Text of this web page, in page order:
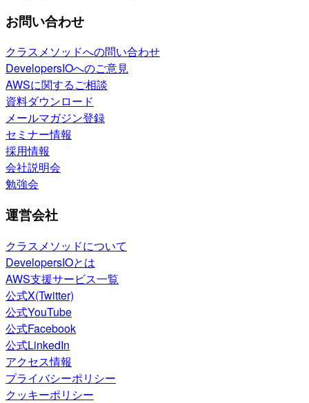
お問い合わせ
クラスメソッドへの問い合わせ
DevelopersIOへのご意見
AWSに関するご相談
資料ダウンロード
メールマガジン登録
セミナー情報
採用情報
会社説明会
勉強会
運営会社
クラスメソッドについて
DevelopersIOとは
AWS支援サービス一覧
公式X(Twitter)
公式YouTube
公式Facebook
公式LinkedIn
アクセス情報
プライバシーポリシー
クッキーポリシー